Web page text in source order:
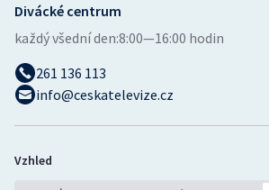
Divácké centrum
každý všední den:8:00—16:00 hodin
261 136 113
info@ceskatelevize.cz
Vzhled